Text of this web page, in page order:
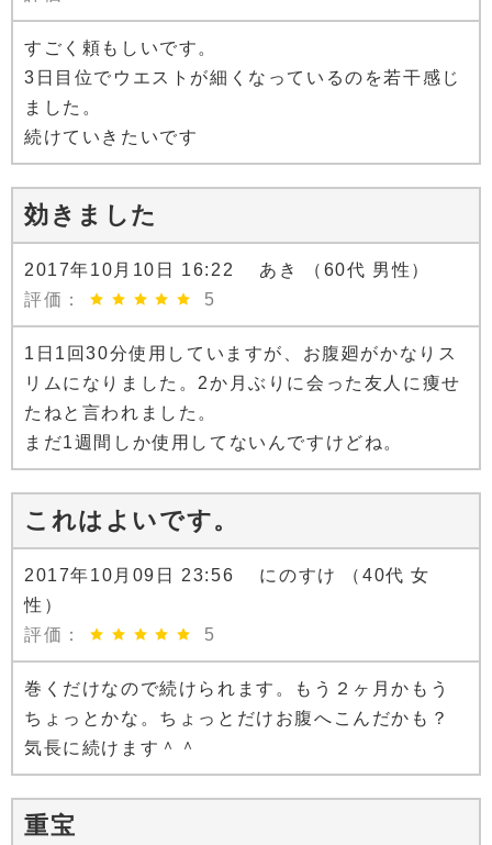
すごく頼もしいです。
3日目位でウエストが細くなっているのを若干感じ
ました。
続けていきたいです
効きました
2017年10月10日 16:22 あき （60代 男性）
評価：
5
1日1回30分使用していますが、お腹廻がかなりス
リムになりました。2か月ぶりに会った友人に痩せ
たねと言われました。
まだ1週間しか使用してないんですけどね。
これはよいです。
2017年10月09日 23:56 にのすけ （40代 女
性）
評価：
5
巻くだけなので続けられます。もう２ヶ月かもう
ちょっとかな。ちょっとだけお腹へこんだかも？
気長に続けます＾＾
重宝